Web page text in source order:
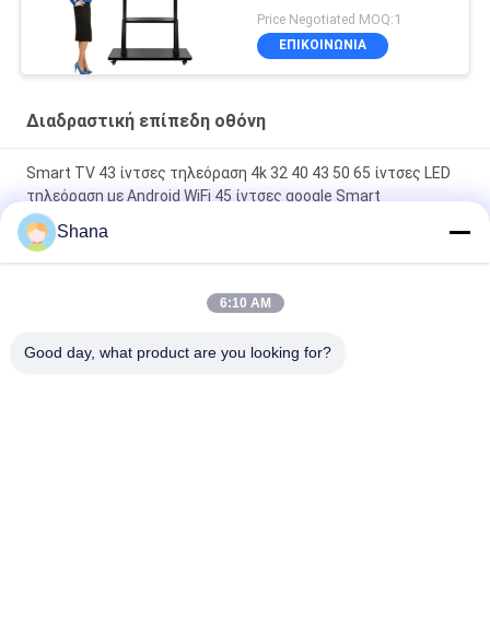
οθόνη RoHS
Price Negotiated MOQ:1
ΕΠΙΚΟΙΝΩΝΙΑ
Διαδραστική επίπεδη οθόνη
Smart TV 43 ίντσες τηλεόραση 4k 32 40 43 50 65 ίντσες LED
τηλεόραση με Android WiFi 45 ίντσες google Smart
τηλεοράσεις
JCvision Touch Διαδραστική επίπεδη οθόνη οθόνη
Διαδραστική ηλεκτρονική επιφάνεια 55"
Android 12 Σύστημα έξυπνη οθόνη βαλίτσα
Shana
6:10 AM
Good day, what product are you looking for?